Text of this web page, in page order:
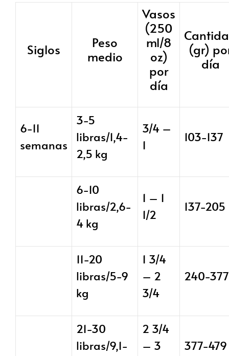
Siglos
Peso
medio
Vasos
(250
ml/8
oz)
por
día
(gr)
día
6-11
semanas
3-5
libras/1,4-
2,5 kg
3/4 –
1
103-137
6-10
libras/2,6-
4 kg
1 – 1
1/2
137-205
11-20
libras/5-9
kg
1 3/4
– 2
3/4
240-377
21-30
libras/9,1-
2 3/4
– 3
377-479